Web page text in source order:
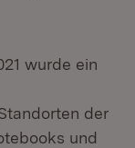
wurde ein
der
und